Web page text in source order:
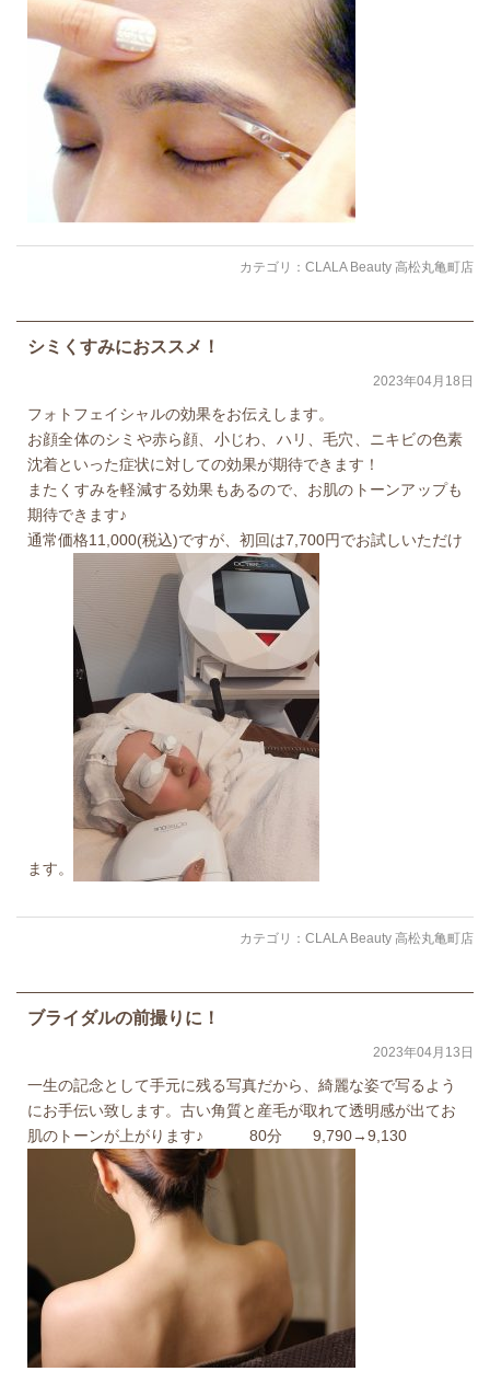
カテゴリ： CLALA Beauty 高松丸亀町店
シミくすみにおススメ！
2023年04月18日
フォトフェイシャルの効果をお伝えします。
お顔全体のシミや赤ら顔、小じわ、ハリ、毛穴、ニキビの色素
沈着といった症状に対しての効果が期待できます！
またくすみを軽減する効果もあるので、お肌のトーンアップも
期待できます♪
通常価格11,000(税込)ですが、初回は7,700円でお試しいただけ
ます。
カテゴリ： CLALA Beauty 高松丸亀町店
ブライダルの前撮りに！
2023年04月13日
一生の記念として手元に残る写真だから、綺麗な姿で写るよう
にお手伝い致します。古い角質と産毛が取れて透明感が出てお
肌のトーンが上がります♪ 80分 9,790→9,130